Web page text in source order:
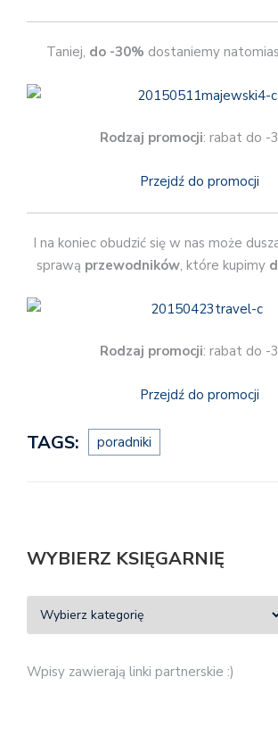
Taniej, do -30% dostaniemy
Rodzaj promocji: rabat do -
Przejdź do promocji
I na koniec obudzić się w nas może
sprawą przewodników, które kupimy
Rodzaj promocji: rabat do -
Przejdź do promocji
TAGS: poradniki
WYBIERZ KSIĘGARNIĘ
Wpisy zawierają linki partnerskie :)